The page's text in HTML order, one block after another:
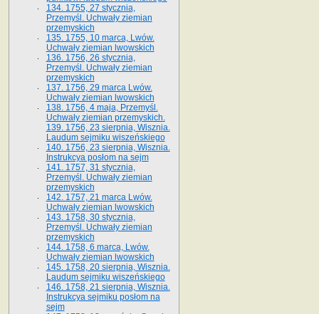
134. 1755, 27 stycznia,
Przemyśl. Uchwały ziemian
przemyskich
135. 1755, 10 marca, Lwów.
Uchwały ziemian lwowskich
136. 1756, 26 stycznia,
Przemyśl. Uchwały ziemian
przemyskich
137. 1756, 29 marca Lwów.
Uchwały ziemian lwowskich
138. 1756, 4 maja, Przemyśl.
Uchwały ziemian przemyskich.
139. 1756, 23 sierpnia, Wisznia.
Laudum sejmiku wiszeńskiego
140. 1756, 23 sierpnia, Wisznia.
Instrukcya posłom na sejm
141. 1757, 31 stycznia,
Przemyśl. Uchwały ziemian
przemyskich
142. 1757, 21 marca Lwów.
Uchwały ziemian lwowskich
143. 1758, 30 stycznia,
Przemyśl. Uchwały ziemian
przemyskich
144. 1758, 6 marca, Lwów.
Uchwały ziemian lwowskich
145. 1758, 20 sierpnia, Wisznia.
Laudum sejmiku wiszeńskiego
146. 1758, 21 sierpnia, Wisznia.
Instrukcya sejmiku posłom na
sejm